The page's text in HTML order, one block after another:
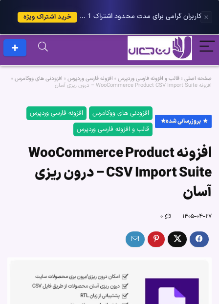
کاربران گرامی برای مدت محدود اشتراک 1 ساله پلاس را می توانید با 25 درصد تخفیف دریافت کنید. خرید اشتراک ویژه
صفحه اصلی »قالب و افزونه فارسی وردپرس » افزونه فارسی وردپرس » افزودنی های ووکامرس »
افزونه WooCommerce Product CSV Import Suite – درون ریزی آسان
بروزرسانی شده
افزودنی های ووکامرس
افزونه فارسی وردپرس
قالب و افزونه فارسی وردپرس
افزونه WooCommerce Product
CSV Import Suite – درون ریزی
آسان
۱۴۰۵-۰۴-۲۷ ۰